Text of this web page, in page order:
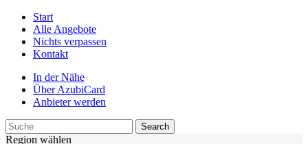
Start
Alle Angebote
Nichts verpassen
Kontakt
In der Nähe
Über AzubiCard
Anbieter werden
Region wählen